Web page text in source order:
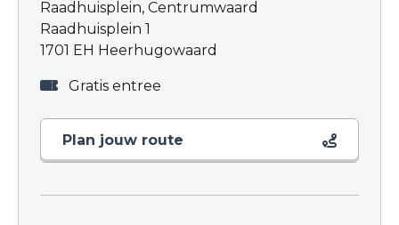
Raadhuisplein, Centrumwaard
Raadhuisplein 1
1701 EH Heerhugowaard
Gratis entree
Plan jouw route